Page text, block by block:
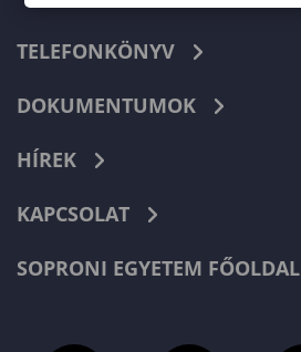
TELEFONKÖNYV
DOKUMENTUMOK
HÍREK
KAPCSOLAT
SOPRONI EGYETEM FŐOLDAL